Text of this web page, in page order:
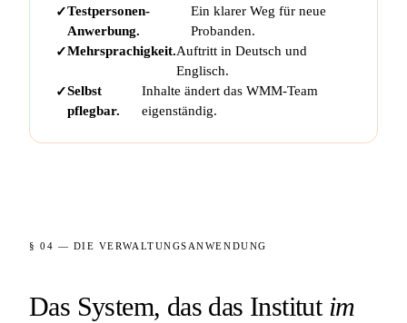
Testpersonen-
Anwerbung.
Ein klarer Weg für neue
Probanden.
Mehrsprachigkeit.Auftritt in Deutsch und
Englisch.
Selbst
pflegbar.
Inhalte ändert das WMM-Team
eigenständig.
§ 04 — DIE VERWALTUNGSANWENDUNG
Das System, das das Institut im